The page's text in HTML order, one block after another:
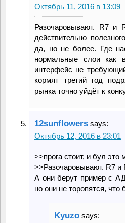
Октябрь 11, 2016 в 13:09
Разочаровывают. R7 и
действительно
да, но не более. Где
нормальные слои как
интерфейс не
кормят третий год
рынка точно уйдёт к
12sunflowers says:
Октябрь 12, 2016 в 23:01
>>прога стоит, и бул это
>>Разочаровывают. R7 и
А они берут пример с
но они не торопятся,
Kyuzo says: